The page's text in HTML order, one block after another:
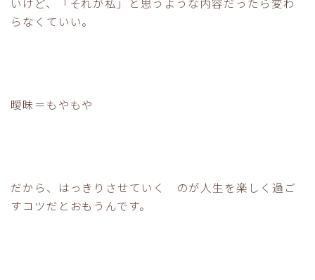
らなくていい。
曖昧＝もやもや
だから、はっきりさせていく のが人生を楽しく過ご
すコツだとおもうんです。